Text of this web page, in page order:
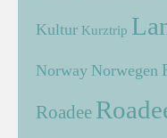
Kultur Kurztrip
Norway Norwegen
Roadee